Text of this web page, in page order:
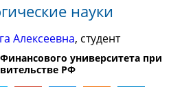
науки
Алексеевна, студент
университета при
РФ